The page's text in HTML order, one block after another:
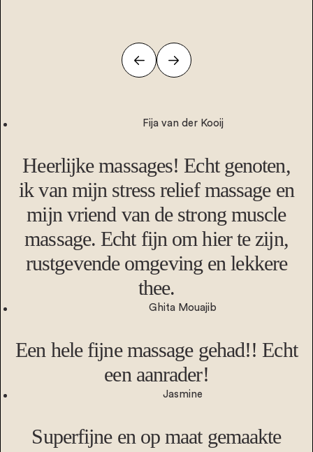
Fija van der Kooij
Heerlijke massages! Echt genoten,
ik van mijn stress relief massage en
mijn vriend van de strong muscle
massage. Echt fijn om hier te zijn,
rustgevende omgeving en lekkere
thee.
Ghita Mouajib
Een hele fijne massage gehad!! Echt
een aanrader!
Jasmine
Superfijne en op maat gemaakte